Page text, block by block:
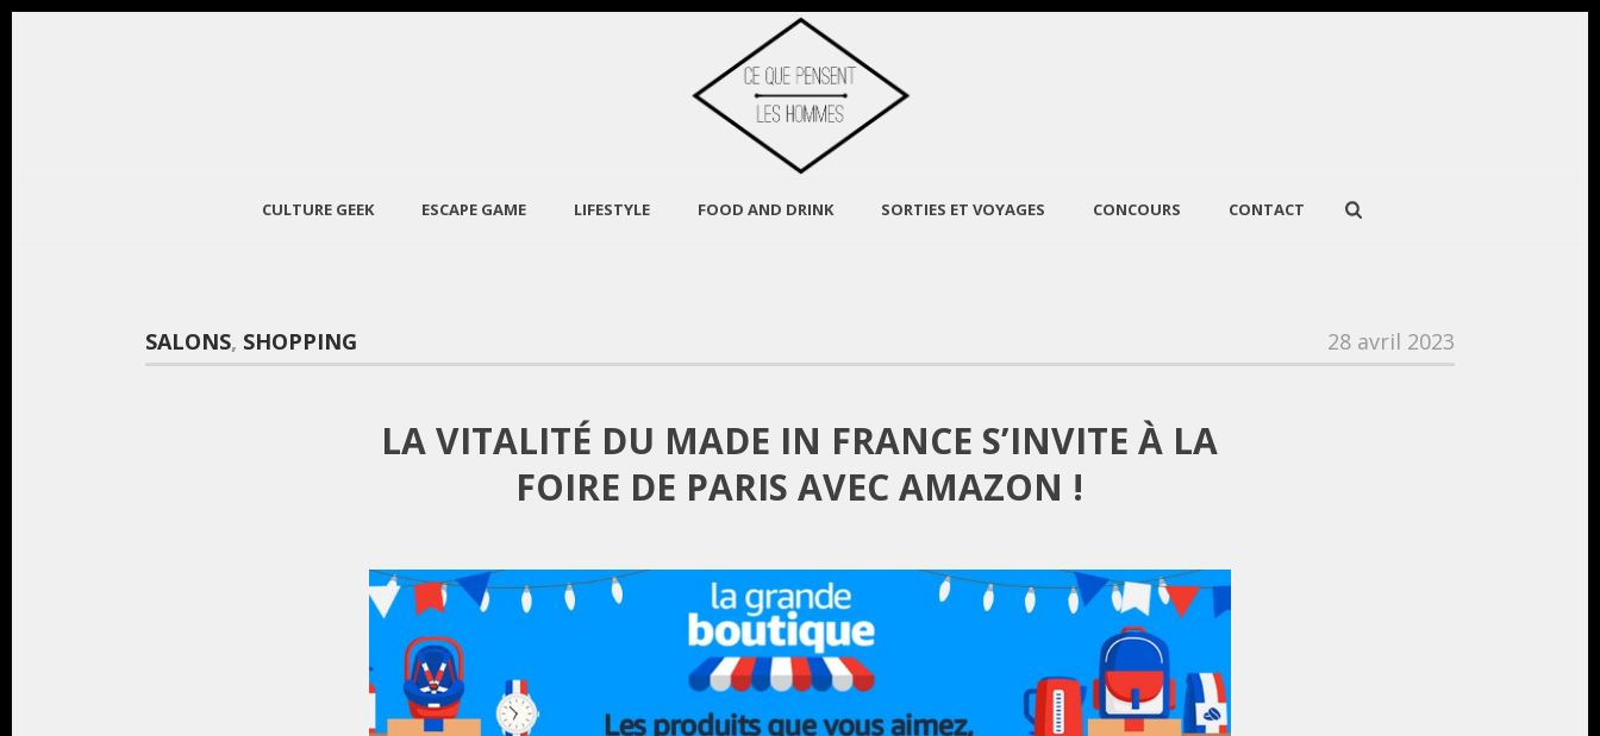
CULTURE GEEK ESCAPE GAME LIFESTYLE FOOD AND DRINK SORTIES ET VOYAGES CONCOURS CONTACT
SALONS, SHOPPING 28 avril 2023
LA VITALITÉ DU MADE IN FRANCE S’INVITE À LA
FOIRE DE PARIS AVEC AMAZON !